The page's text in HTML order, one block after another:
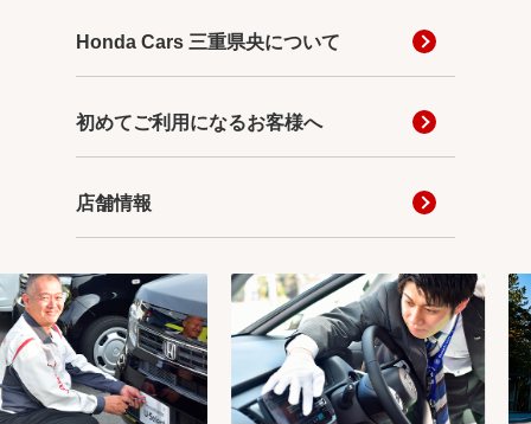
Honda Cars 三重県央について
初めてご利用になるお客様へ
店舗情報